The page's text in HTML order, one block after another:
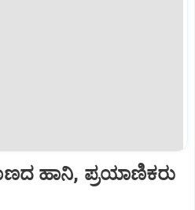
ಹಾನಿ, ಪ್ರಯಾಣಿಕರು